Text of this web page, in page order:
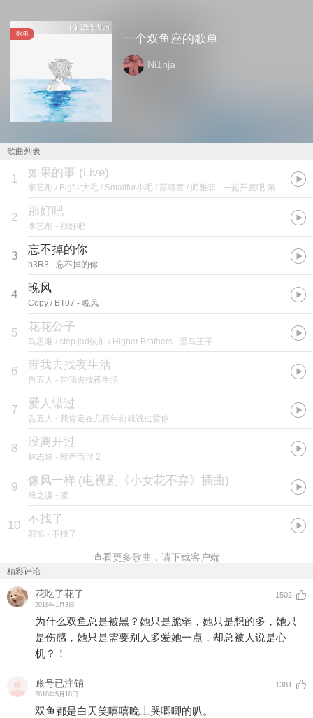
歌单
255.9万
一个双鱼座的歌单
Ni1nja
歌曲列表
1 如果的事 (Live)
李艺彤 / Bigfur大毛 / Smallfur小毛 / 苏靖童 / 师雅菲 - 一起开麦吧 第七期
2 那好吧
李艺彤 - 那好吧
3 忘不掉的你
h3R3 - 忘不掉的你
4 晚风
Copy / BT07 - 晚风
5 花花公子
马思唯 / step.jad依加 / Higher Brothers - 黑马王子
6 带我去找夜生活
告五人 - 带我去找夜生活
7 爱人错过
告五人 - 我肯定在几百年前就说过爱你
8 没离开过
林志炫 - 擦声而过 2
9 像风一样 (电视剧《小女花不弃》插曲)
薛之谦 - 渡
10 不找了
郭旭 - 不找了
查看更多歌曲，请下载客户端
精彩评论
花吃了花了
2018年1月3日
1502
为什么双鱼总是被黑？她只是脆弱，她只是想的多，她只
是伤感，她只是需要别人多爱她一点，却总被人说是心
机？！
账号已注销
2018年5月18日
1381
双鱼都是白天笑嘻嘻晚上哭唧唧的叭。